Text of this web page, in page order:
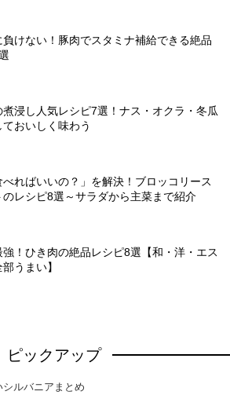
負けない！豚肉でスタミナ補給できる絶品
煮浸し人気レシピ7選！ナス・オクラ・冬瓜
ておいしく味わう
べればいいの？」を解決！ブロッコリース
のレシピ8選～サラダから主菜まで紹介
強！ひき肉の絶品レシピ8選【和・洋・エス
うまい】
ピックアップ
シルバニアまとめ